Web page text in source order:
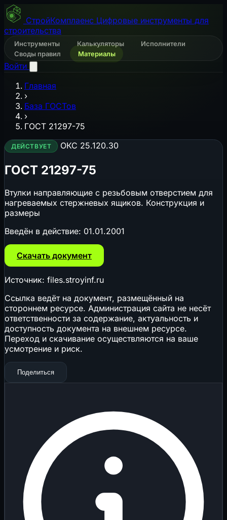
СтройКомплаенс Цифровые инструменты для
строительства
Инструменты Калькуляторы
Исполнители
Своды правил
Материалы
Войти
Главная
›
База ГОСТов
›
ГОСТ 21297-75
ДЕЙСТВУЕТ ОКС 25.120.30
ГОСТ 21297-75
Втулки направляющие с резьбовым отверстием для
нагреваемых стержневых ящиков. Конструкция и
размеры
Введён в действие: 01.01.2001
Скачать документ
Источник: files.stroyinf.ru
Ссылка ведёт на документ, размещённый на
стороннем ресурсе. Администрация сайта не несёт
ответственности за содержание, актуальность и
доступность документа на внешнем ресурсе.
Переход и скачивание осуществляются на ваше
усмотрение и риск.
Поделиться